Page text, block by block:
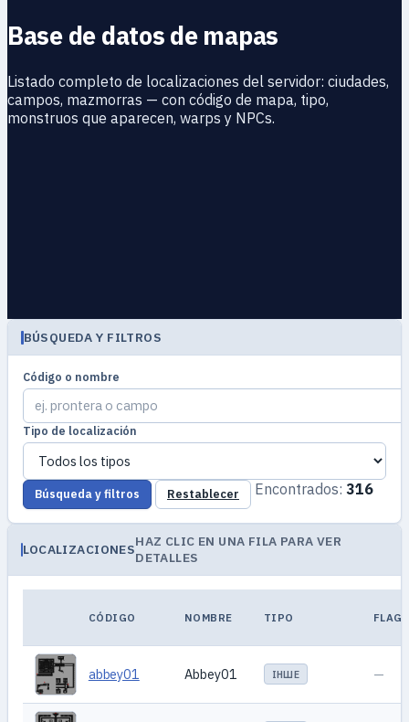
Base de datos de mapas
Listado completo de localizaciones del servidor: ciudades,
campos, mazmorras — con código de mapa, tipo,
monstruos que aparecen, warps y NPCs.
BÚSQUEDA Y FILTROS
Código o nombre
Tipo de localización
Búsqueda y filtros Restablecer Encontrados: 316
LOCALIZACIONESHAZ CLIC EN UNA FILA PARA VER
DETALLES
CÓDIGO NOMBRE TIPO
abbey01 Abbey01 ІНШЕ —